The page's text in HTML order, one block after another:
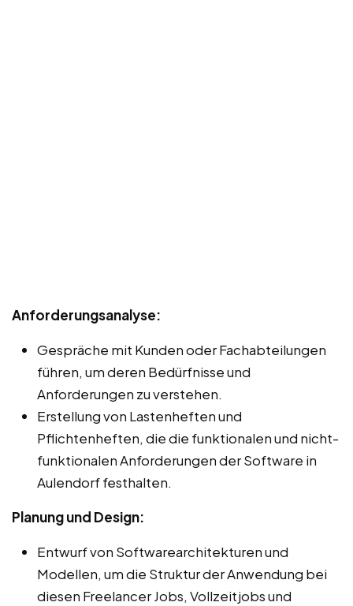
Anforderungsanalyse:
Gespräche mit Kunden oder Fachabteilungen
führen, um deren Bedürfnisse und
Anforderungen zu verstehen.
Erstellung von Lastenheften und
Pflichtenheften, die die funktionalen und nicht-
funktionalen Anforderungen der Software in
Aulendorf festhalten.
Planung und Design:
Entwurf von Softwarearchitekturen und
Modellen, um die Struktur der Anwendung bei
diesen Freelancer Jobs, Vollzeitjobs und